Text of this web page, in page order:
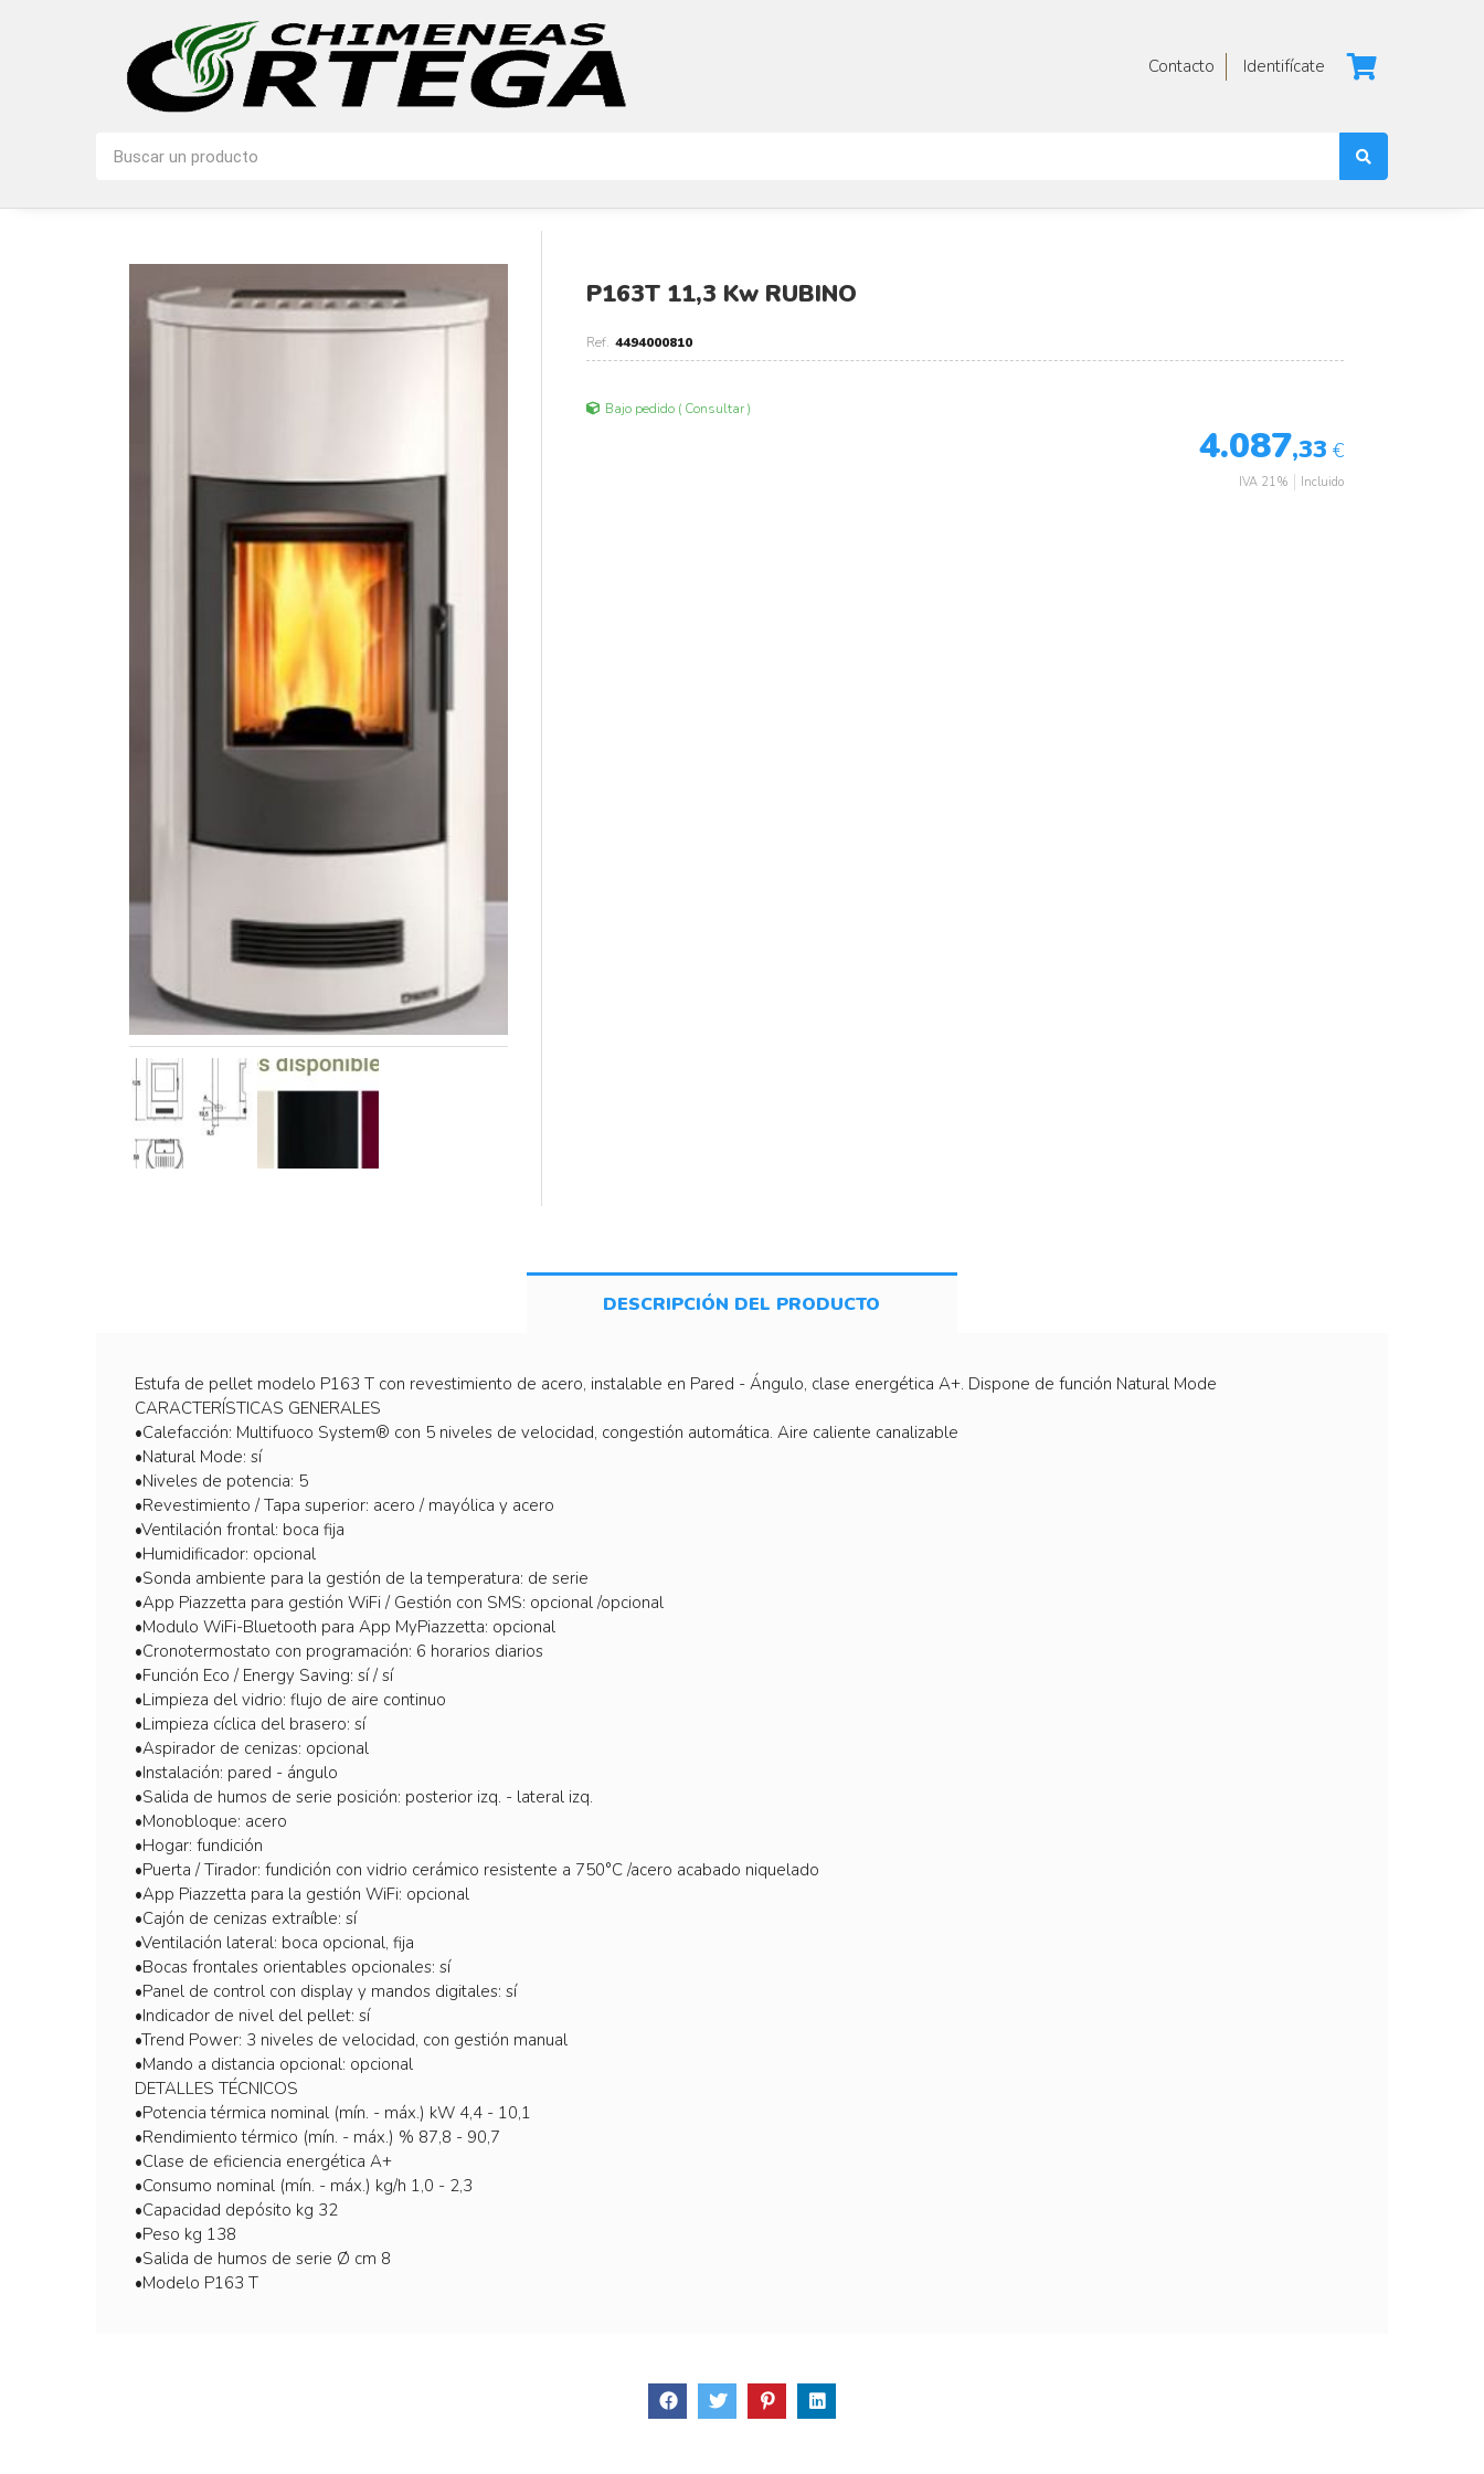
Contacto Identifícate
P163T 11,3 Kw RUBINO
4494000810
Bajo pedido ( Consultar )
4.087,33 €
IVA 21% Incluido
DESCRIPCIÓN DEL PRODUCTO
Estufa de pellet modelo P163 T con revestimiento de acero, instalable en Pared - Ángulo, clase energética A+. Dispone de función Natural Mode
CARACTERÍSTICAS GENERALES
•Calefacción: Multifuoco System® con 5 niveles de velocidad, congestión automática. Aire caliente canalizable
•Natural Mode: sí
•Niveles de potencia: 5
•Revestimiento / Tapa superior: acero / mayólica y acero
•Ventilación frontal: boca fija
•Humidificador: opcional
•Sonda ambiente para la gestión de la temperatura: de serie
•App Piazzetta para gestión WiFi / Gestión con SMS: opcional /opcional
•Modulo WiFi-Bluetooth para App MyPiazzetta: opcional
•Cronotermostato con programación: 6 horarios diarios
•Función Eco / Energy Saving: sí / sí
•Limpieza del vidrio: flujo de aire continuo
•Limpieza cíclica del brasero: sí
•Aspirador de cenizas: opcional
•Instalación: pared - ángulo
•Salida de humos de serie posición: posterior izq. - lateral izq.
•Monobloque: acero
•Hogar: fundición
•Puerta / Tirador: fundición con vidrio cerámico resistente a 750°C /acero acabado niquelado
•App Piazzetta para la gestión WiFi: opcional
•Cajón de cenizas extraíble: sí
•Ventilación lateral: boca opcional, fija
•Bocas frontales orientables opcionales: sí
•Panel de control con display y mandos digitales: sí
•Indicador de nivel del pellet: sí
•Trend Power: 3 niveles de velocidad, con gestión manual
•Mando a distancia opcional: opcional
DETALLES TÉCNICOS
•Potencia térmica nominal (mín. - máx.) kW 4,4 - 10,1
•Rendimiento térmico (mín. - máx.) % 87,8 - 90,7
•Clase de eficiencia energética A+
•Consumo nominal (mín. - máx.) kg/h 1,0 - 2,3
•Capacidad depósito kg 32
•Peso kg 138
•Salida de humos de serie Ø cm 8
•Modelo P163 T